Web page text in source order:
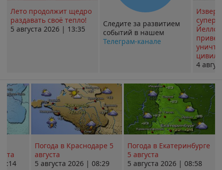
Лето продолжит щедро
раздавать своё тепло!
5 августа 2026 | 13:35
Следите за развитием
событий в нашем
Телеграм-канале
4
Погода в Краснодаре 5
августа
5 августа 2026 | 08:29
Погода в Екатеринбурге
5 августа
5 августа 2026 | 08:58